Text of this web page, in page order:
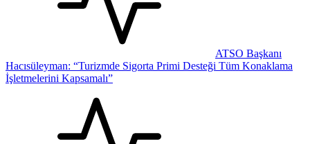
ATSO Başkanı
Hacısüleyman: “Turizmde Sigorta Primi Desteği Tüm Konaklama
İşletmelerini Kapsamalı”